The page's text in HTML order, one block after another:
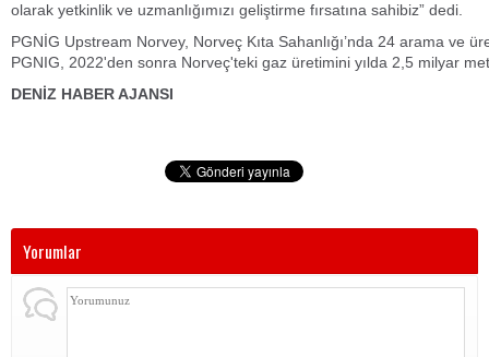
olarak yetkinlik ve uzmanlığımızı geliştirme fırsatına sahibiz” dedi.
PGNİG Upstream Norvey, Norveç Kıta Sahanlığı’nda 24 arama ve
PGNIG, 2022'den sonra Norveç'teki gaz üretimini yılda 2,5 milyar
DENİZ HABER AJANSI
Yorumlar